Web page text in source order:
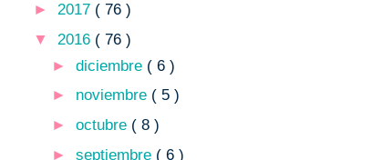
► 2017 ( 76 )
▼ 2016 ( 76 )
►diciembre ( 6 )
► noviembre ( 5 )
►octubre ( 8 )
►septiembre ( 6 )